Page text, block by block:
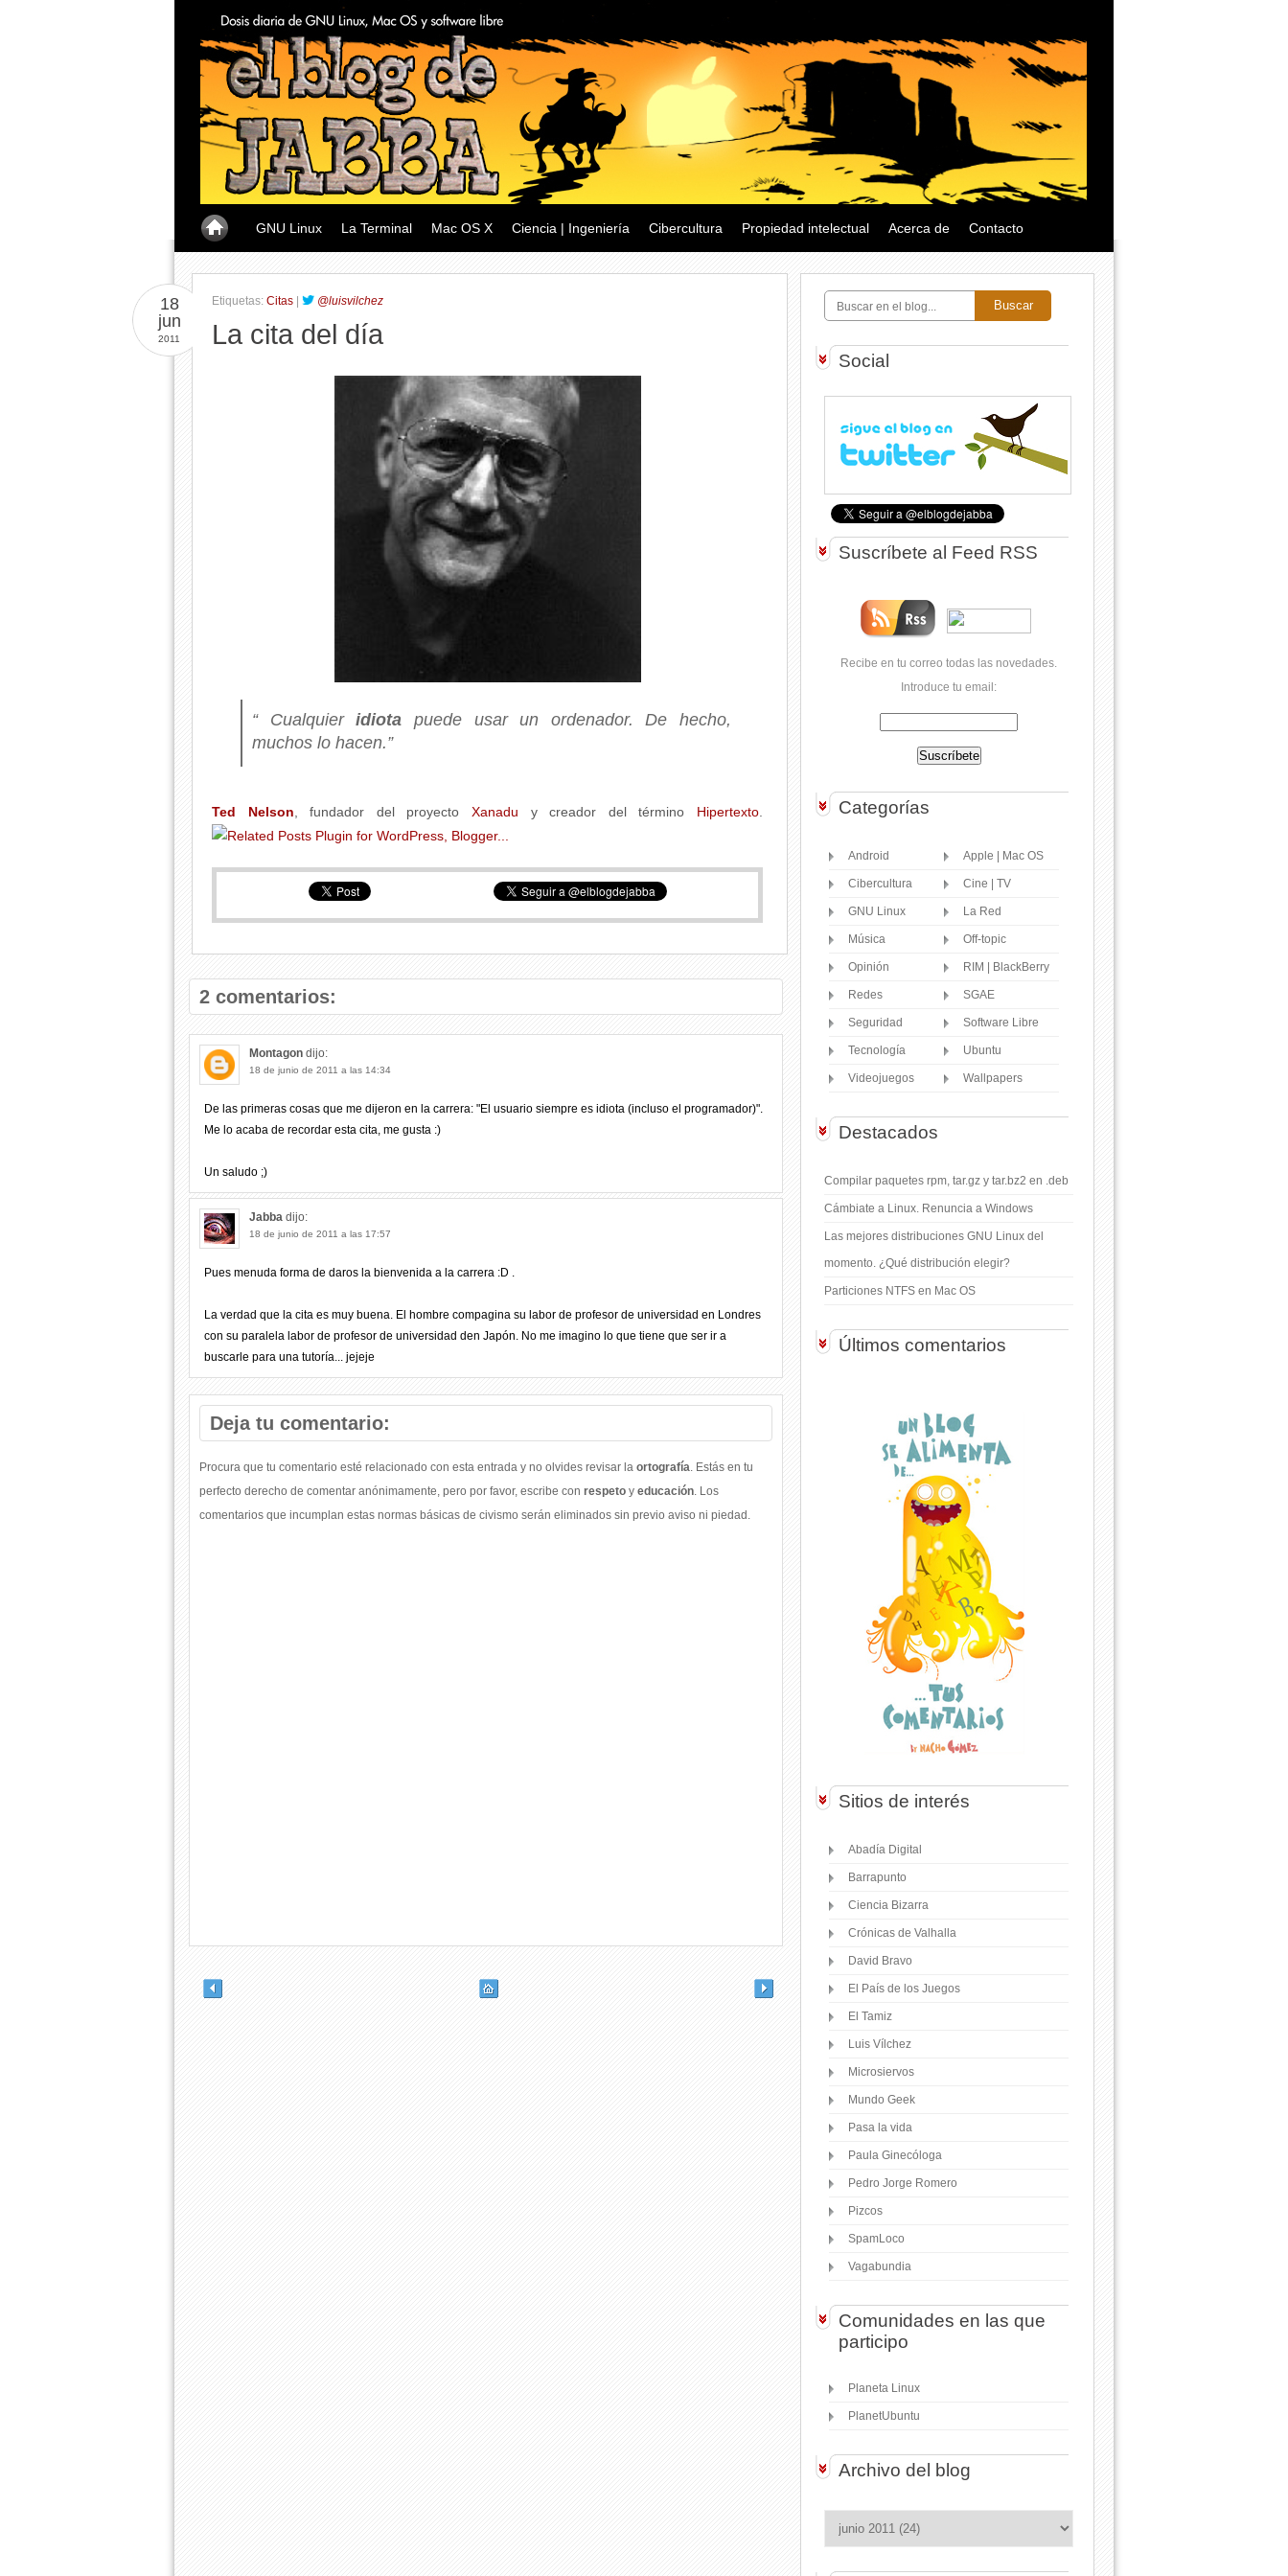
GNU Linux La Terminal Mac OS X Ciencia | Ingeniería Cibercultura Propiedad intelectual Acerca de Contacto
Etiquetas: Citas @luisvilchez
18
jun
2011 La cita del día
“ Cualquieridiota puede usar un ordenador. De hecho,
muchos lo hacen.”
Ted Nelson , fundador del proyectoXanadu y creador del término Hipertexto
2 comentarios:
Montagon dijo:
18 de junio de 2011 a las 14:34
De las primeras cosas que me dijeron en la carrera: "El usuario siempre es idiota (incluso el programador)".
Me lo acaba de recordar esta cita, me gusta :)
Un saludo ;)
Jabba dijo:
18 de junio de 2011 a las 17:57
Pues menuda forma de daros la bienvenida a la carrera :D .
La verdad que la cita es muy buena. El hombre compagina su labor de profesor de universidad en Londres
con su paralela labor de profesor de universidad den Japón. No me imagino lo que tiene que ser ir a
buscarle para una tutoría... jejeje
Deja tu comentario:
Procura que tu comentario esté relacionado con esta entrada y no olvides revisar la ortografía. Estás en tu
perfecto derecho de comentar anónimamente, pero por favor, escribe con respeto y educación. Los
comentarios que incumplan estas normas básicas de civismo serán eliminados sin previo aviso ni piedad.
Buscar
Social
Suscríbete al Feed RSS
Recibe en tu correo todas las novedades.
Introduce tu email:
Categorías
Android Apple | Mac OS
Cibercultura Cine | TV
GNU Linux La Red
Música Off-topic
Opinión RIM | BlackBerry
Redes SGAE
Seguridad Software Libre
Tecnología Ubuntu
Videojuegos Wallpapers
Destacados
Compilar paquetes rpm, tar.gz y tar.bz2 en .deb
Cámbiate a Linux. Renuncia a Windows
Las mejores distribuciones GNU Linux del
momento. ¿Qué distribución elegir?
Particiones NTFS en Mac OS
Últimos comentarios
Sitios de interés
Abadía Digital
Barrapunto
Ciencia Bizarra
Crónicas de Valhalla
David Bravo
El País de los Juegos
El Tamiz
Luis Vílchez
Microsiervos
Mundo Geek
Pasa la vida
Paula Ginecóloga
Pedro Jorge Romero
Pizcos
SpamLoco
Vagabundia
Comunidades en las que
participo
Planeta Linux
PlanetUbuntu
Archivo del blog